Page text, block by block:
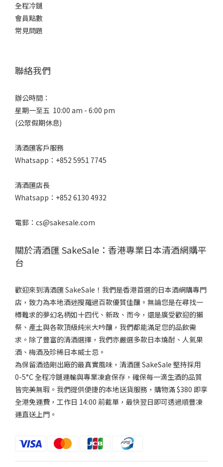
全程冷鏈
會員點數
常見問題
聯絡我們
辦公時間：
星期一至五 10:00 am - 6:00 pm
(公眾假期休息)
清酒匯客戶服務
Whatsapp：+852 5951 7745
清酒匯店長
Whatsapp：+852 6130 4932
電郵：cs@sakesale.com
關於清酒匯 SakeSale：香港專業日本清酒網購平
台
歡迎來到清酒匯 SakeSale！我們是香港首選的日本酒網購專門
店，致力為本地酒迷搜羅過百款優質佳釀。無論您是在尋找一
樽難求的夢幻名柄如十四代、新政、而今，還是廣受歡迎的獺
祭、產土與各款頂級純米大吟釀，我們都能滿足您的品飲需
求。除了豐富的清酒選擇，我們亦嚴選多款日本燒酎、人氣果
酒、梅酒及珍稀日本威士忌。
為保留酒造剛出廠的最真實風味，清酒匯 SakeSale 堅持採用
0-5°C 全程冷鏈運輸與專業凍倉保存，確保每一滴生酒的品質
皆完美無瑕。我們提供便捷的本地送貨服務，購物滿 $380 即享
全港免運費，工作日 14:00 前截單，最快翌日即可透過順豐凍
運直送上門。